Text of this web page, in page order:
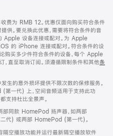
收费为 RMB 12。优惠仅面向购买符合条件
。要兑换此优惠，需要将符合条件的音
Apple 设备连接或配对。为 Apple
的 iPhone 连接或配对。符合条件的设
购买多少件符合条件的设备，每个 Apple
，直至取消订阅。须遵循限制条件和其他条
的意外损坏提供不限次数的保修服务。
一代) 上，空间音频适用于支持此功
支持杜比全景声。
同款 HomePod 扬声器，如两部
代) 或两部 HomePod (第一代)。
空播放功能并运行最新隔空播放软件